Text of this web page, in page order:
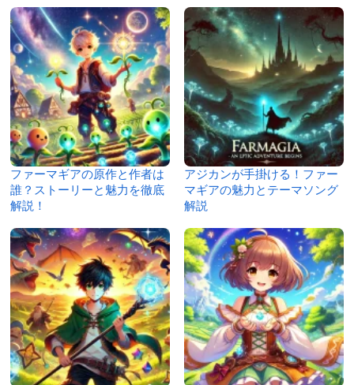
ファーマギアの原作と作者は
誰？ストーリーと魅力を徹底
解説！
アジカンが手掛ける！ファー
マギアの魅力とテーマソング
解説